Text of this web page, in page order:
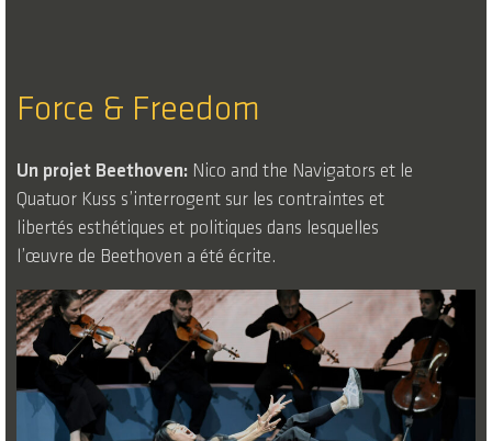
Force & Freedom
Un projet Beethoven: Nico and the Navigators et le
Quatuor Kuss s’interrogent sur les contraintes et
libertés esthétiques et politiques dans lesquelles
l’œuvre de Beethoven a été écrite.